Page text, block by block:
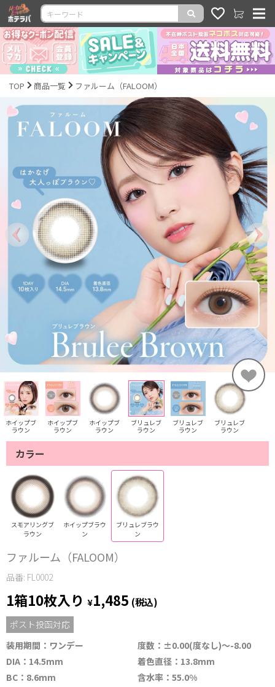
TOP 商品一覧 ファルーム（FALOOM）
ホイップブ
ラウン
ホイップブ
ラウン
ホイップブ
ラウン
ブリュレブ
ラウン
ブリュレブ
ラウン
ブリュレブ
ラウン
カラー
スモアリングブ
ラウン
ホイップブラウ
ン
ブリュレブラウ
ン
ファルーム（FALOOM）
品番: FL0002
1箱10枚入り ¥1,485 (税込)
ポスト投函対応
装用期間：ワンデー
度数：±0.00(度なし)～-8.00
DIA：14.5mm
着色直径：13.8mm
BC：8.6mm
含水率：55.0%